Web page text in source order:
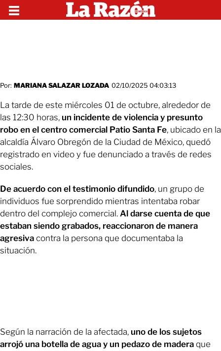
Por: MARIANA SALAZAR LOZADA 02/10/2025 04:03:13
La tarde de este miércoles 01 de octubre, alrededor de
las 12:30 horas, un incidente de violencia y presunto
robo en el centro comercial Patio Santa Fe, ubicado en la
alcaldía Álvaro Obregón de la Ciudad de México, quedó
registrado en video y fue denunciado a través de redes
sociales.
De acuerdo con el testimonio difundido, un grupo de
individuos fue sorprendido mientras intentaba robar
dentro del complejo comercial. Al darse cuenta de que
estaban siendo grabados, reaccionaron de manera
agresiva contra la persona que documentaba la
situación.
Según la narración de la afectada, uno de los sujetos
arrojó una botella de agua y un pedazo de madera que